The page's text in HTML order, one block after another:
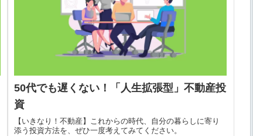
50代でも遅くない！「人生拡張型」不動産投
資
【いきなり！不動産】これからの時代、自分の暮らしに寄り
添う投資方法を、ぜひ一度考えてみてください。